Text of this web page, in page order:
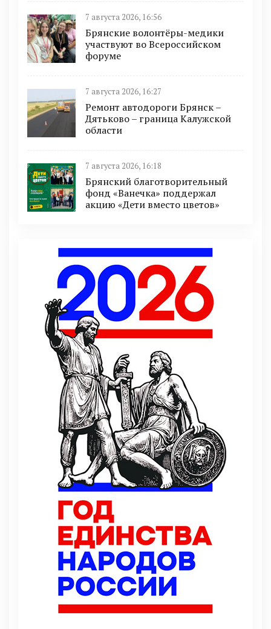
7 августа 2026, 16:56
Брянские волонтёры-медики
участвуют во Всероссийском
форуме
7 августа 2026, 16:27
Ремонт автодороги Брянск –
Дятьково – граница Калужской
области
7 августа 2026, 16:18
Брянский благотворительный
фонд «Ванечка» поддержал
акцию «Дети вместо цветов»